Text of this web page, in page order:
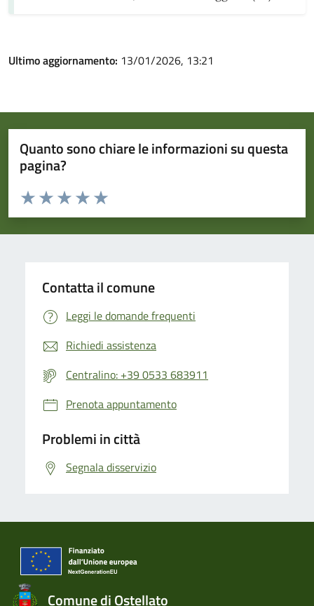
Ultimo aggiornamento: 13/01/2026, 13:21
Quanto sono chiare le informazioni su questa
pagina?
Valuta da 1 a 5 stelle la pagina
Valuta 5 stelle su 5
Valuta 4 stelle su 5
Valuta 3 stelle su 5
Valuta 2 stelle su 5
Valuta 1 stelle su 5
Contatta il comune
Leggi le domande frequenti
Richiedi assistenza
Centralino: +39 0533 683911
Prenota appuntamento
Problemi in città
Segnala disservizio
Comune di Ostellato